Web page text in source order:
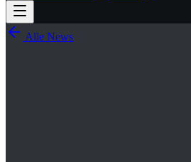
Alle News